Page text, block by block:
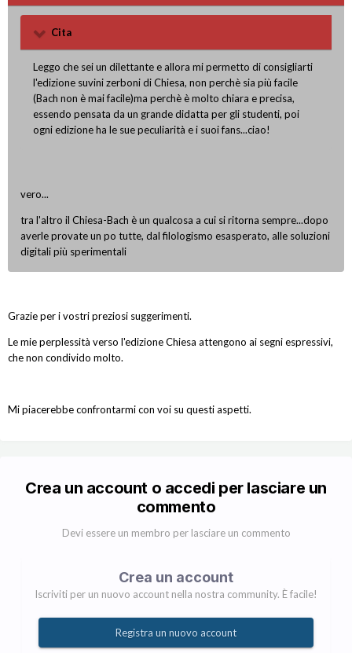
Cita
Leggo che sei un dilettante e allora mi permetto di consigliarti
l'edizione suvini zerboni di Chiesa, non perchè sia più facile
(Bach non è mai facile)ma perchè è molto chiara e precisa,
essendo pensata da un grande didatta per gli studenti, poi
ogni edizione ha le sue peculiarità e i suoi fans...ciao!
vero...
tra l'altro il Chiesa-Bach è un qualcosa a cui si ritorna sempre...dopo
averle provate un po tutte, dal filologismo esasperato, alle soluzioni
digitali più sperimentali
Grazie per i vostri preziosi suggerimenti.
Le mie perplessità verso l'edizione Chiesa attengono ai segni espressivi,
che non condivido molto.
Mi piacerebbe confrontarmi con voi su questi aspetti.
Crea un account o accedi per lasciare un
commento
Devi essere un membro per lasciare un commento
Crea un account
Iscriviti per un nuovo account nella nostra community. È facile!
Registra un nuovo account